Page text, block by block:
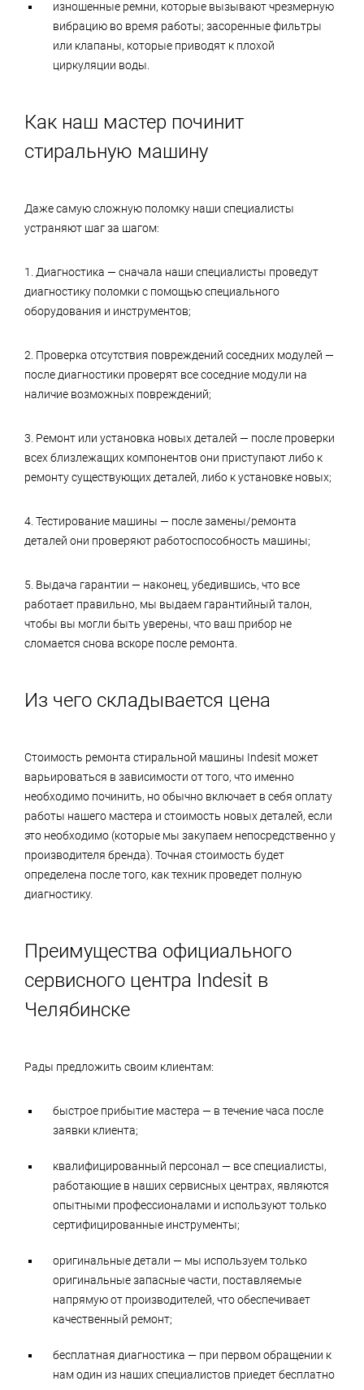
изношенные ремни, которые вызывают чрезмерную
вибрацию во время работы; засоренные фильтры
или клапаны, которые приводят к плохой
циркуляции воды.
Как наш мастер починит
стиральную машину
Даже самую сложную поломку наши специалисты
устраняют шаг за шагом:
1. Диагностика — сначала наши специалисты проведут
диагностику поломки с помощью специального
оборудования и инструментов;
2. Проверка отсутствия повреждений соседних модулей —
после диагностики проверят все соседние модули на
наличие возможных повреждений;
3. Ремонт или установка новых деталей — после проверки
всех близлежащих компонентов они приступают либо к
ремонту существующих деталей, либо к установке новых;
4. Тестирование машины — после замены/ремонта
деталей они проверяют работоспособность машины;
5. Выдача гарантии — наконец, убедившись, что все
работает правильно, мы выдаем гарантийный талон,
чтобы вы могли быть уверены, что ваш прибор не
сломается снова вскоре после ремонта.
Из чего складывается цена
Стоимость ремонта стиральной машины Indesit может
варьироваться в зависимости от того, что именно
необходимо починить, но обычно включает в себя оплату
работы нашего мастера и стоимость новых деталей, если
это необходимо (которые мы закупаем непосредственно у
производителя бренда). Точная стоимость будет
определена после того, как техник проведет полную
диагностику.
Преимущества официального
сервисного центра Indesit в
Челябинске
Рады предложить своим клиентам:
быстрое прибытие мастера — в течение часа после
заявки клиента;
квалифицированный персонал — все специалисты,
работающие в наших сервисных центрах, являются
опытными профессионалами и используют только
сертифицированные инструменты;
оригинальные детали — мы используем только
оригинальные запасные части, поставляемые
напрямую от производителей, что обеспечивает
качественный ремонт;
бесплатная диагностика — при первом обращении к
нам один из наших специалистов приедет бесплатно